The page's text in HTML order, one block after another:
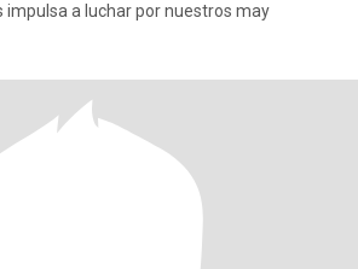
impulsa a luchar por nuestros may